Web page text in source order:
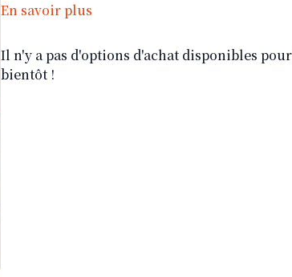
En savoir plus
Il n'y a pas d'options d'achat disponibles
bientôt !